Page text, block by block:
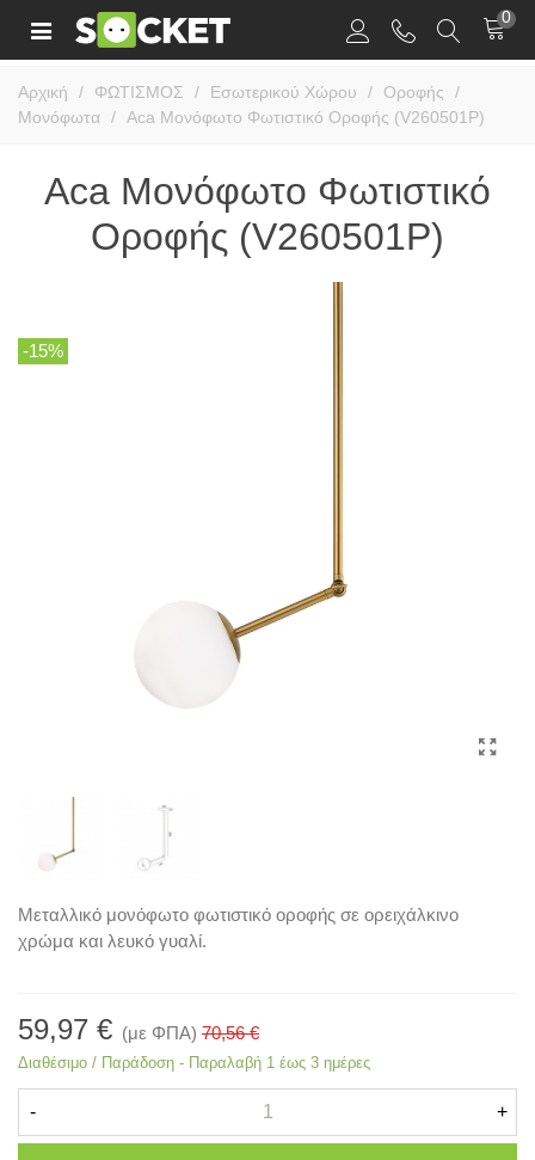
0
Αρχική / ΦΩΤΙΣΜΟΣ / Εσωτερικού Χώρου / Οροφής
/
Μονόφωτα / Aca Μονόφωτο Φωτιστικό Οροφής (V260501P)
Aca Μονόφωτο Φωτιστικό
Οροφής (V260501P)
-15%
Μεταλλικό μονόφωτο φωτιστικό οροφής σε ορειχάλκινο
χρώμα και λευκό γυαλί.
59,97 € (με ΦΠΑ) 70,56 €
Διαθέσιμο / Παράδοση - Παραλαβή 1 έως 3 ημέρες
- +